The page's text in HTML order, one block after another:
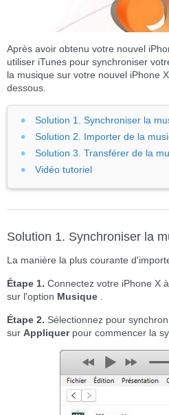
Après avoir obtenu votre nouvel
utiliser iTunes pour synchroniser
la musique sur votre nouvel iPhone
dessous.
Solution 1. Synchroniser la
Solution 2. Importer de la
Solution 3. Transférer de la
Vidéo tutoriel
Solution 1. Synchroniser la
La manière la plus courante
Étape 1. Connectez votre iPhone X
sur l'option Musique
Étape 2. Sélectionnez pour
sur Appliquer pour commencer la